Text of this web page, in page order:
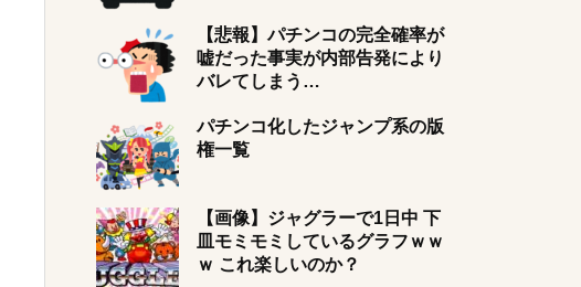
【悲報】パチンコの完全確率が
嘘だった事実が内部告発により
バレてしまう…
パチンコ化したジャンプ系の版
権一覧
【画像】ジャグラーで1日中 下
皿モミモミしているグラフｗｗ
ｗ これ楽しいのか？